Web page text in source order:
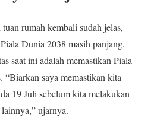
rumah kembali sudah jelas,
Dunia 2038 masih panjang.
saat ini adalah memastikan Piala
“Biarkan saya memastikan kita
19 Juli sebelum kita melakukan
ujarnya.